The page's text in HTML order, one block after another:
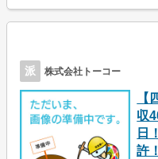
派 株式会社トーコー
【
収
日
許！